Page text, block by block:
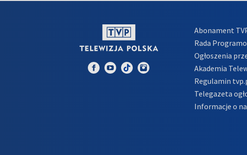
Abonament
Rada
Ogłoszenia
Akademia
Regulamin
Telegazeta
Informacje o